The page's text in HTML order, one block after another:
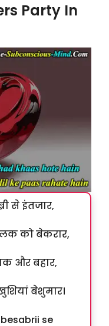
Party In
से इंतजार,
को बेकरार,
और बहार,
बेशुमार।
se